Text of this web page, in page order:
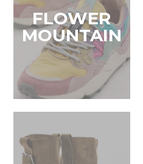
FLOWER
MOUNTAIN